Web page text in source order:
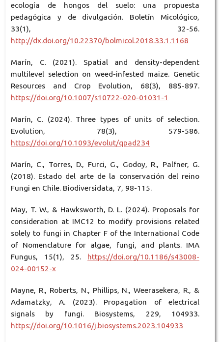
ecología de hongos del suelo: una propuesta
pedagógica y de divulgación. Boletín Micológico,
33(1), 32-56.
http://dx.doi.org/10.22370/bolmicol.2018.33.1.1168
Marín, C. (2021). Spatial and density-dependent
multilevel selection on weed-infested maize. Genetic
Resources and Crop Evolution, 68(3), 885-897.
https://doi.org/10.1007/s10722-020-01031-1
Marín, C. (2024). Three types of units of selection.
Evolution, 78(3), 579-586.
https://doi.org/10.1093/evolut/qpad234
Marín, C., Torres, D., Furci, G., Godoy, R., Palfner, G.
(2018). Estado del arte de la conservación del reino
Fungi en Chile. Biodiversidata, 7, 98-115.
May, T. W., & Hawksworth, D. L. (2024). Proposals for
consideration at IMC12 to modify provisions related
solely to fungi in Chapter F of the International Code
of Nomenclature for algae, fungi, and plants. IMA
Fungus, 15(1), 25. https://doi.org/10.1186/s43008-
024-00152-x
Mayne, R., Roberts, N., Phillips, N., Weerasekera, R., &
Adamatzky, A. (2023). Propagation of electrical
signals by fungi. Biosystems, 229, 104933.
https://doi.org/10.1016/j.biosystems.2023.104933